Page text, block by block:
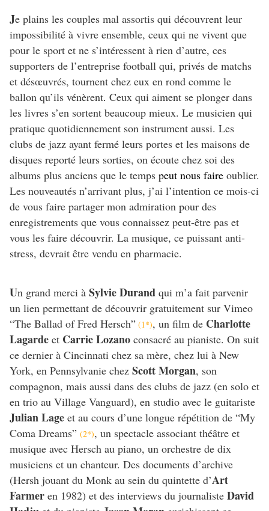
Je plains les couples mal assortis qui découvrent leur
impossibilité à vivre ensemble, ceux qui ne vivent que
pour le sport et ne s’intéressent à rien d’autre, ces
supporters de l’entreprise football qui, privés de matchs
et désœuvrés, tournent chez eux en rond comme le
ballon qu’ils vénèrent. Ceux qui aiment se plonger dans
les livres s’en sortent beaucoup mieux. Le musicien qui
pratique quotidiennement son instrument aussi. Les
clubs de jazz ayant fermé leurs portes et les maisons de
disques reporté leurs sorties, on écoute chez soi des
albums plus anciens que le temps peut nous faire oublier.
Les nouveautés n’arrivant plus, j’ai l’intention ce mois-ci
de vous faire partager mon admiration pour des
enregistrements que vous connaissez peut-être pas et
vous les faire découvrir. La musique, ce puissant anti-
stress, devrait être vendu en pharmacie.
Un grand merci à Sylvie Durand qui m’a fait parvenir
un lien permettant de découvrir gratuitement sur Vimeo
“The Ballad of Fred Hersch” (1*), un film de Charlotte
Lagarde et Carrie Lozano consacré au pianiste. On suit
ce dernier à Cincinnati chez sa mère, chez lui à New
York, en Pennsylvanie chez Scott Morgan, son
compagnon, mais aussi dans des clubs de jazz (en solo et
en trio au Village Vanguard), en studio avec le guitariste
Julian Lage et au cours d’une longue répétition de “My
Coma Dreams” (2*), un spectacle associant théâtre et
musique avec Hersch au piano, un orchestre de dix
musiciens et un chanteur. Des documents d’archive
(Hersh jouant du Monk au sein du quintette d’Art
Farmer en 1982) et des interviews du journaliste David